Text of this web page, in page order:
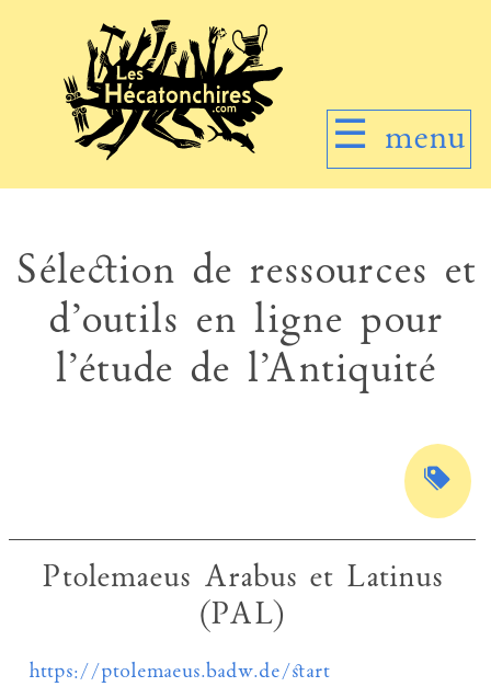
☰ menu
Sélection de ressources et
d’outils en ligne pour
l’étude de l’Antiquité
Ptolemaeus Arabus et Latinus
(PAL)
https://ptolemaeus.badw.de/start